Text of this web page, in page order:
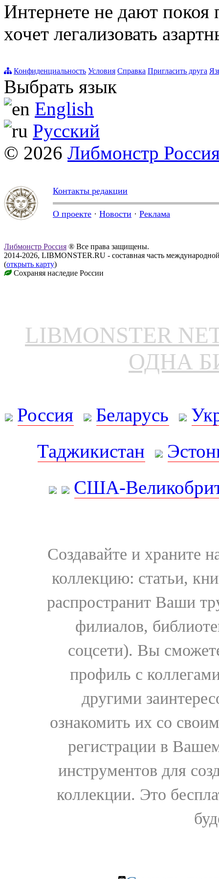
Интернете не дают покоя
хочет легализовать
Конфиденциальность Условия Справка Пригласить друга
Выбрать язык
English
Русский
© 2026 Либмонстр
Контакты редакции
О проекте · Новости · Реклама
Либмонстр Россия ® Все права защищены.
2014-2026, LIBMONSTER.RU - составная часть
(открыть карту)
Сохраняя наследие России
LIBMONSTER
ОДНА
Россия Беларусь
Таджикистан
США-
Создавайте и храните
коллекцию: статьи,
распространит Ваши
филиалов,
соцсети). Вы
профиль с
другими
ознакомить их со
регистрации в
инструментов для
коллекции. Это